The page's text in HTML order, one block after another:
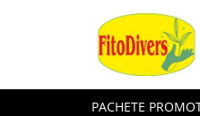
PACHETE